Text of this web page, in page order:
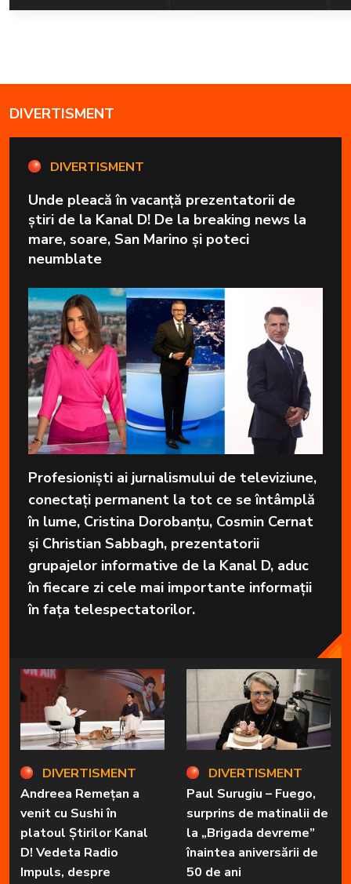
DIVERTISMENT
DIVERTISMENT
Unde pleacă în vacanță prezentatorii de
știri de la Kanal D! De la breaking news la
mare, soare, San Marino și poteci
neumblate
Profesioniști ai jurnalismului de televiziune,
conectați permanent la tot ce se întâmplă
în lume, Cristina Dorobanțu, Cosmin Cernat
și Christian Sabbagh, prezentatorii
grupajelor informative de la Kanal D, aduc
în fiecare zi cele mai importante informații
în fața telespectatorilor.
DIVERTISMENT
Andreea Remețan a
venit cu Sushi în
platoul Știrilor Kanal
D! Vedeta Radio
Impuls, despre
DIVERTISMENT
Paul Surugiu – Fuego,
surprins de matinalii de
la „Brigada devreme”
înaintea aniversării de
50 de ani